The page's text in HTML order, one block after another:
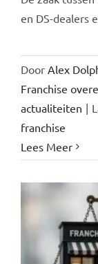
en DS-dealers
Door Alex
Franchise
actualiteiten |
franchise
Lees Meer